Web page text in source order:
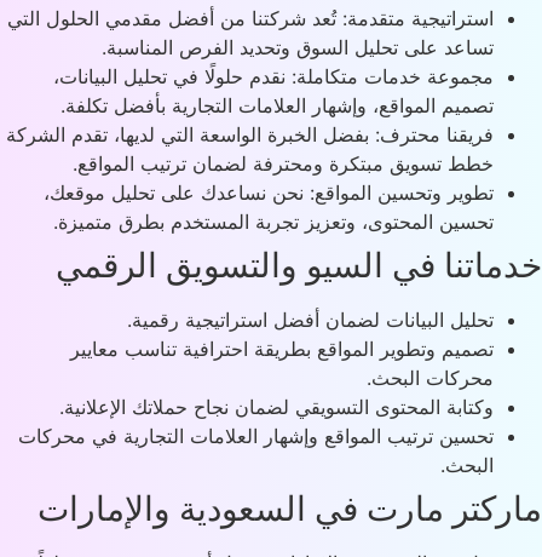
استراتيجية متقدمة: تُعد شركتنا من أفضل مقدمي الحلول التي
تساعد على تحليل السوق وتحديد الفرص المناسبة.
مجموعة خدمات متكاملة: نقدم حلولًا في تحليل البيانات،
تصميم المواقع، وإشهار العلامات التجارية بأفضل تكلفة.
فريقنا محترف: بفضل الخبرة الواسعة التي لديها، تقدم الشركة
خطط تسويق مبتكرة ومحترفة لضمان ترتيب المواقع.
تطوير وتحسين المواقع: نحن نساعدك على تحليل موقعك،
تحسين المحتوى، وتعزيز تجربة المستخدم بطرق متميزة.
في السيو والتسويق الرقمي
تحليل البيانات لضمان أفضل استراتيجية رقمية.
تصميم وتطوير المواقع بطريقة احترافية تناسب معايير
محركات البحث.
وكتابة المحتوى التسويقي لضمان نجاح حملاتك الإعلانية.
تحسين ترتيب المواقع وإشهار العلامات التجارية في محركات
البحث.
مارت في السعودية والإمارات